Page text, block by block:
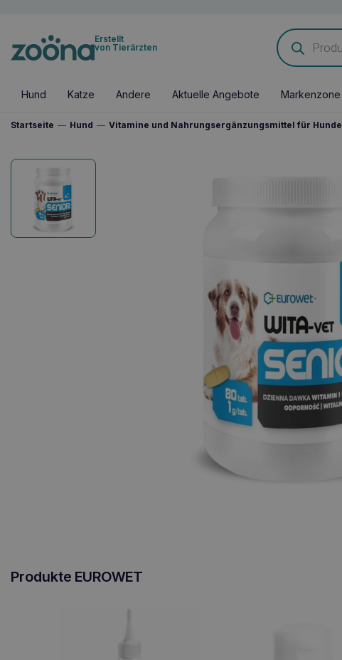
Erstellt
von Tierärzten
Products
search
Hund Katze Andere Aktuelle Angebote Markenzone
Startseite — Hund — Vitamine und Nahrungsergänzungsmittel für Hunde
Produkte EUROWET